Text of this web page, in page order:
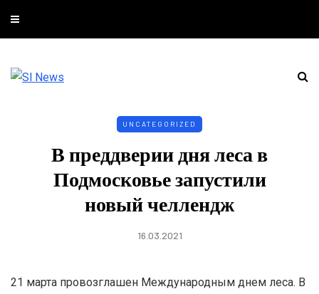
UNCATEGORIZED
В преддверии дня леса в
Подмосковье запустили
новый челлендж
16.03.2021
21 марта провозглашен Международным днем леса. В